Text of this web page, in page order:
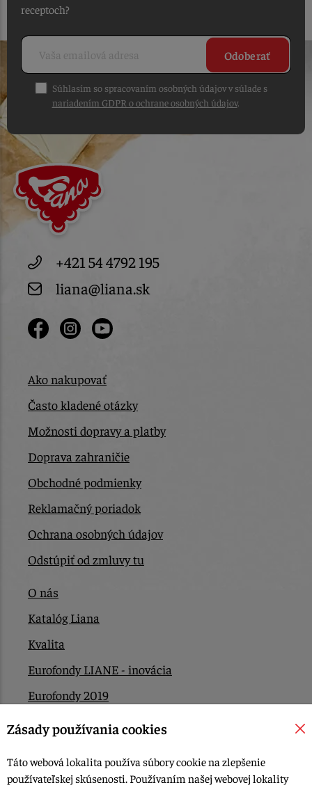
receptoch?
Odoberať
Súhlasím so spracovaním osobných údajov v súlade s
nariadením GDPR o ochrane osobných údajov.
+421 54 4792 195
liana@liana.sk
Ako nakupovať
Často kladené otázky
Možnosti dopravy a platby
Doprava zahraničie
Obchodné podmienky
Reklamačný poriadok
Ochrana osobných údajov
Odstúpiť od zmluvy tu
O nás
Katalóg Liana
Kvalita
Eurofondy LIANE - inovácia
Eurofondy 2019
Eurofondy 2022/2023
Kontakt
Zásady používania cookies
Táto webová lokalita používa súbory cookie na zlepšenie
používateľskej skúsenosti. Používaním našej webovej lokality